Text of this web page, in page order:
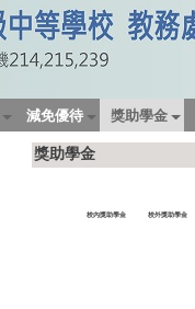
減免優待 獎助學金
獎助學金
校內獎助學金 校外獎助學金